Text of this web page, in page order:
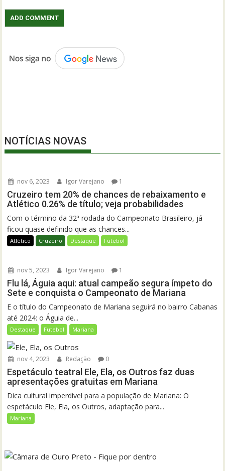
NOTÍCIAS NOVAS
nov 6, 2023 Igor Varejano 1
Cruzeiro tem 20% de chances de rebaixamento e
Atlético 0.26% de título; veja probabilidades
Com o término da 32ª rodada do Campeonato Brasileiro, já
ficou quase definido que as chances...
Atlético Cruzeiro Destaque Futebol
nov 5, 2023 Igor Varejano 1
Flu lá, Águia aqui: atual campeão segura ímpeto do
Sete e conquista o Campeonato de Mariana
E o título do Campeonato de Mariana seguirá no bairro Cabanas
até 2024: o Águia de...
Destaque Futebol Mariana
nov 4, 2023 Redação 0
Espetáculo teatral Ele, Ela, os Outros faz duas
apresentações gratuitas em Mariana
Dica cultural imperdível para a população de Mariana: O
espetáculo Ele, Ela, os Outros, adaptação para...
Mariana